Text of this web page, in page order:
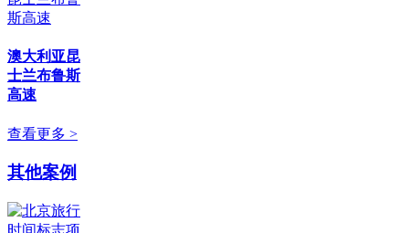
澳大利亚昆
士兰布鲁斯
高速
查看更多 >
其他案例